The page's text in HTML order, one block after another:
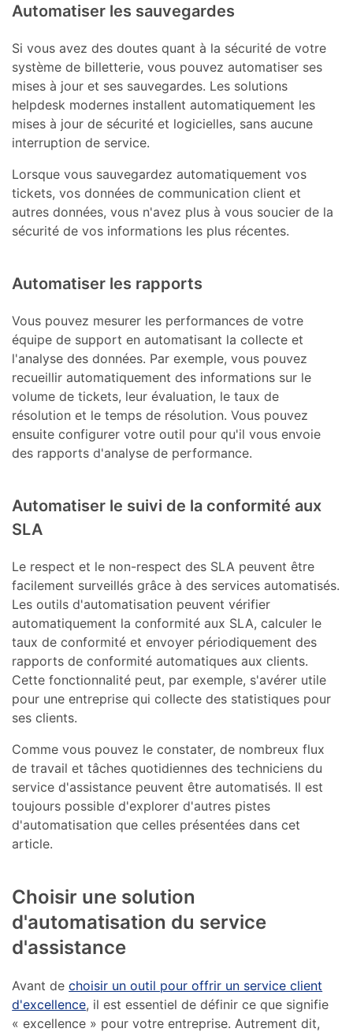
Automatiser les sauvegardes
Si vous avez des doutes quant à la sécurité de votre
système de billetterie, vous pouvez automatiser ses
mises à jour et ses sauvegardes. Les solutions
helpdesk modernes installent automatiquement les
mises à jour de sécurité et logicielles, sans aucune
interruption de service.
Lorsque vous sauvegardez automatiquement vos
tickets, vos données de communication client et
autres données, vous n'avez plus à vous soucier de la
sécurité de vos informations les plus récentes.
Automatiser les rapports
Vous pouvez mesurer les performances de votre
équipe de support en automatisant la collecte et
l'analyse des données. Par exemple, vous pouvez
recueillir automatiquement des informations sur le
volume de tickets, leur évaluation, le taux de
résolution et le temps de résolution. Vous pouvez
ensuite configurer votre outil pour qu'il vous envoie
des rapports d'analyse de performance.
Automatiser le suivi de la conformité aux
SLA
Le respect et le non-respect des SLA peuvent être
facilement surveillés grâce à des services automatisés.
Les outils d'automatisation peuvent vérifier
automatiquement la conformité aux SLA, calculer le
taux de conformité et envoyer périodiquement des
rapports de conformité automatiques aux clients.
Cette fonctionnalité peut, par exemple, s'avérer utile
pour une entreprise qui collecte des statistiques pour
ses clients.
Comme vous pouvez le constater, de nombreux flux
de travail et tâches quotidiennes des techniciens du
service d'assistance peuvent être automatisés. Il est
toujours possible d'explorer d'autres pistes
d'automatisation que celles présentées dans cet
article.
Choisir une solution
d'automatisation du service
d'assistance
Avant dechoisir un outil pour offrir un service client
d'excellence, il est essentiel de définir ce que signifie
« excellence » pour votre entreprise. Autrement dit,